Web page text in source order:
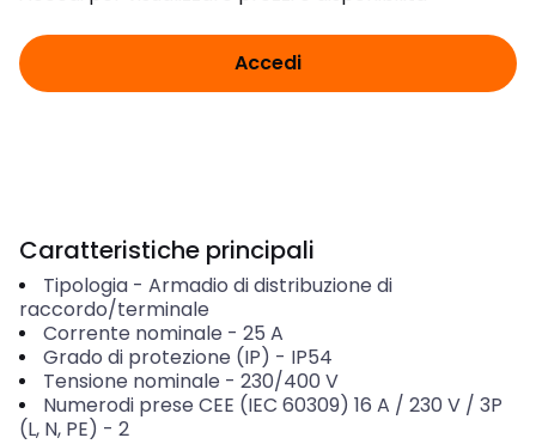
Accedi
Caratteristiche principali
Tipologia- Armadio di distribuzione di
raccordo/terminale
Corrente nominale - 25 A
Grado di protezione (IP) - IP54
Tensione nominale - 230/400 V
Numerodi prese CEE (IEC 60309) 16 A / 230 V / 3P
(L, N, PE) - 2